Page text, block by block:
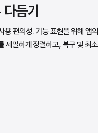
듬기
편의성, 기능 표현을 위해
세밀하게 정렬하고, 복구 및 최